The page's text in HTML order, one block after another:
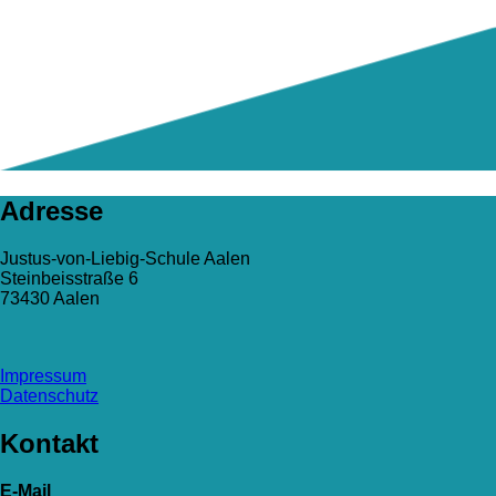
Adresse
Justus-von-Liebig-Schule Aalen
Steinbeisstraße 6
73430 Aalen
Impressum
Datenschutz
Kontakt
E-Mail